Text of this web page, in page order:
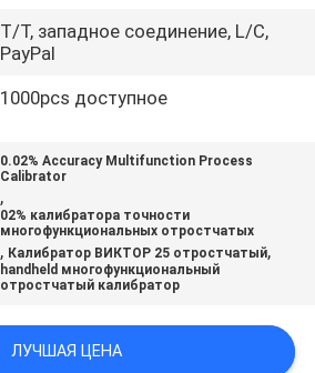
T/T, западное соединение, L/C,
PayPal
1000pcs доступное
0.02% Accuracy Multifunction Process
Calibrator
,
02% калибратора точности
многофункциональных отростчатых
, Калибратор ВИКТОР 25 отростчатый,
handheld многофункциональный
отростчатый калибратор
ЛУЧШАЯ ЦЕНА